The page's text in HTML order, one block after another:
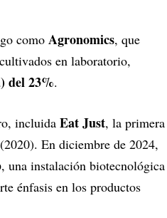
como Agronomics, que
en laboratorio,
del 23%.
incluida Eat Just, la primera
(2020). En diciembre de 2024,
, una instalación biotecnológica
énfasis en los productos